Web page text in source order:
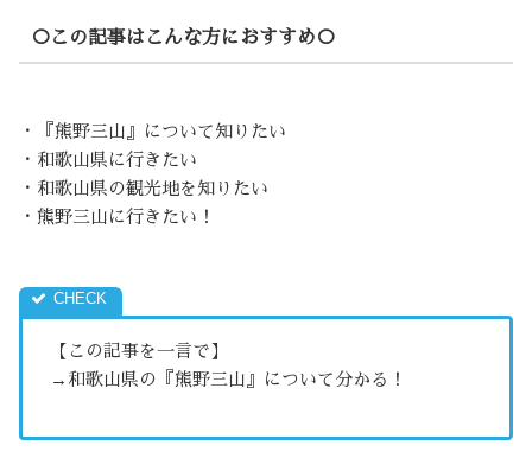
○この記事はこんな方におすすめ○
・『熊野三山』について知りたい
・和歌山県に行きたい
・和歌山県の観光地を知りたい
・熊野三山に行きたい！
【この記事を一言で】
→和歌山県の『熊野三山』について分かる！